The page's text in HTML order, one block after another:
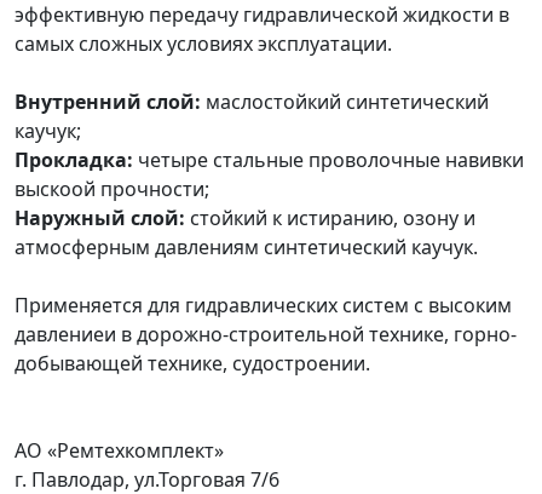
эффективную передачу гидравлической жидкости в
самых сложных условиях эксплуатации.
Внутренний слой: маслостойкий синтетический
каучук;
Прокладка: четыре стальные проволочные навивки
выскоой прочности;
Наружный слой: стойкий к истиранию, озону и
атмосферным давлениям синтетический каучук.
Применяется для гидравлических систем с высоким
давлениеи в дорожно-строительной технике, горно-
добывающей технике, судостроении.
АО «Ремтехкомплект»
г. Павлодар, ул.Торговая 7/6